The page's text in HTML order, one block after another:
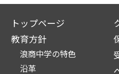
トップページ
教育方針
浪商中学の特色
沿革